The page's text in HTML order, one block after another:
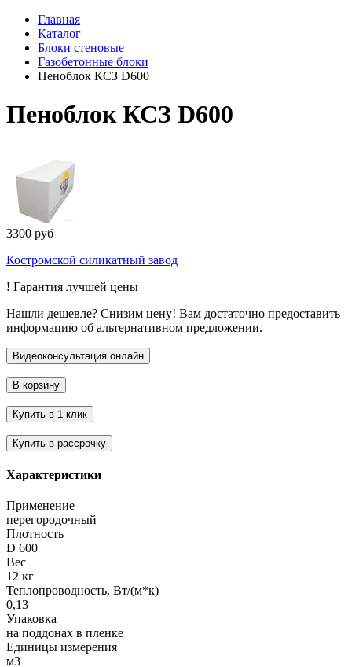
Главная
Каталог
Блоки стеновые
Газобетонные блоки
Пеноблок КСЗ D600
Пеноблок КСЗ D600
3300 руб
Костромской силикатный завод
! Гарантия лучшей цены
Нашли дешевле? Снизим цену! Вам достаточно предоставить
информацию об альтернативном предложении.
Характеристики
Применение
перегородочный
Плотность
D 600
Вес
12 кг
Теплопроводность, Вт/(м*к)
0,13
Упаковка
на поддонах в пленке
Единицы измерения
м3